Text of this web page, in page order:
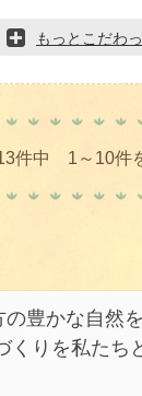
もっとこだわ
件中 1～10件
豊かな自然
くりを私たち